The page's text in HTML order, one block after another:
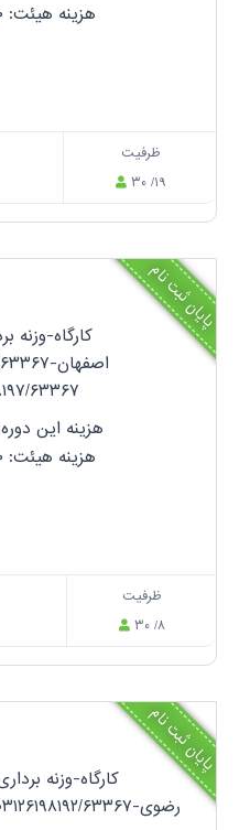
هزینه هیئت: ۶,۷۵۰,۰۰۰
ظرفیت
۳۰ /۱۹
پایان ثبت نام
کارگاه-وزنه
اصفهان-
هزینه این دوره:
هزینه هیئت: ۶,۷۵۰,۰۰۰
ظرفیت
۳۰ /۸
پایان ثبت نام
کارگاه-وزنه
رضوی-۱۴۰۳۱۲۶۱۹۸۱۹۲/۶۳۳۶۷ ۱۴۰۳۱۲۶۱۹۸۱۹۲/۶۳۳۶۷